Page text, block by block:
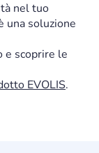
nel tuo
una soluzione
e scoprire le
EVOLIS.